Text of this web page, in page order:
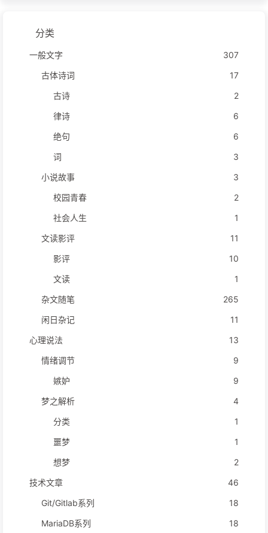
分类
一般文字
307
古体诗词
17
古诗
2
律诗
6
绝句
6
词
3
小说故事
3
校园青春
2
社会人生
1
文读影评
11
影评
10
文读
1
杂文随笔
265
闲日杂记
11
心理说法
13
情绪调节
9
嫉妒
9
梦之解析
4
分类
1
噩梦
1
想梦
2
技术文章
46
Git/Gitlab系列
18
MariaDB系列
18